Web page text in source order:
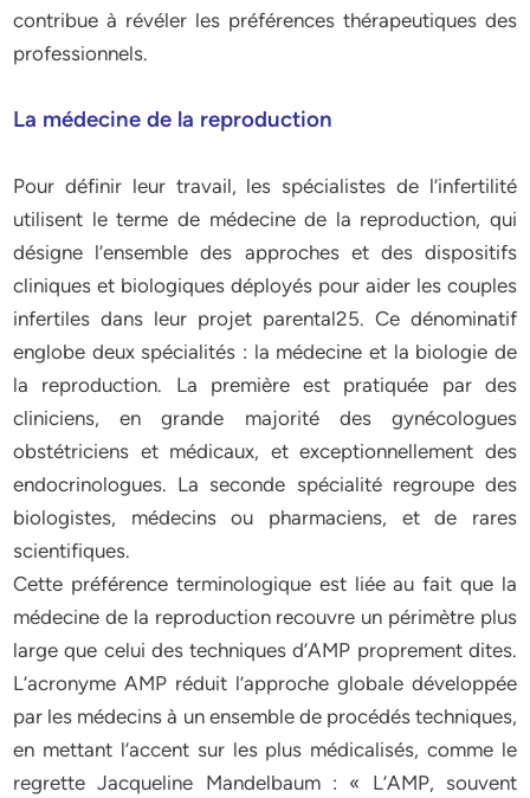
contribue à révéler les préférences thérapeutiques des
professionnels.
La médecine de la reproduction
Pour définir leur travail, les spécialistes de l’infertilité
utilisent le terme de médecine de la reproduction, qui
désigne l’ensemble des approches et des dispositifs
cliniques et biologiques déployés pour aider les couples
infertiles dans leur projet parental25. Ce dénominatif
englobe deux spécialités : la médecine et la biologie de
la reproduction. La première est pratiquée par des
cliniciens, en grande majorité des gynécologues
obstétriciens et médicaux, et exceptionnellement des
endocrinologues. La seconde spécialité regroupe des
biologistes, médecins ou pharmaciens, et de rares
scientifiques.
Cette préférence terminologique est liée au fait que la
médecine de la reproduction recouvre un périmètre plus
large que celui des techniques d’AMP proprement dites.
L’acronyme AMP réduit l’approche globale développée
par les médecins à un ensemble de procédés techniques,
en mettant l’accent sur les plus médicalisés, comme le
regrette Jacqueline Mandelbaum : « L’AMP, souvent